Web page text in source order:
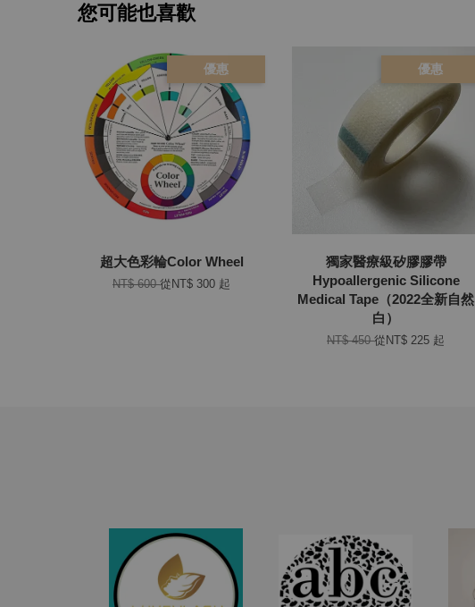
您可能也喜歡
優惠
超大色彩輪Color Wheel
NT$ 600從 NT$ 300 起
優惠
獨家醫療級矽膠膠帶
Hypoallergenic Silicone
Medical Tape（2022全新自然
白）
NT$ 450從 NT$ 225 起